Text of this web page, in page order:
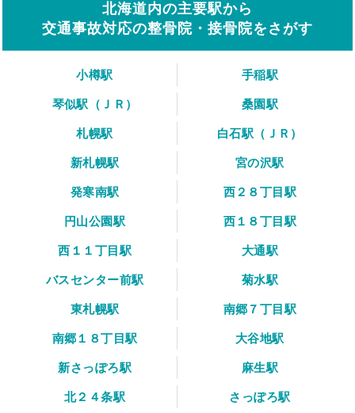
北海道内の主要駅から
交通事故対応の整骨院・接骨院をさがす
小樽駅
手稲駅
琴似駅（ＪＲ）
桑園駅
札幌駅
白石駅（ＪＲ）
新札幌駅
宮の沢駅
発寒南駅
西２８丁目駅
円山公園駅
西１８丁目駅
西１１丁目駅
大通駅
バスセンター前駅
菊水駅
東札幌駅
南郷７丁目駅
南郷１８丁目駅
大谷地駅
新さっぽろ駅
麻生駅
北２４条駅
さっぽろ駅